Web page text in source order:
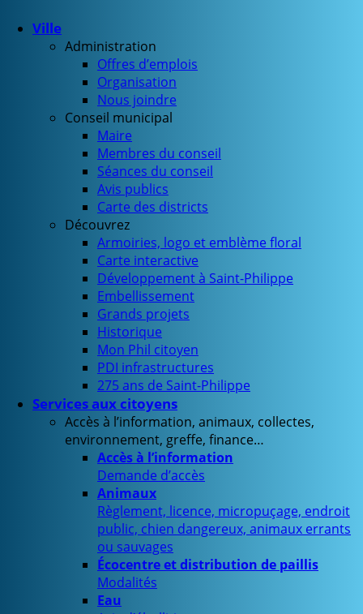
Ville
Administration
Offres d’emplois
Organisation
Nous joindre
Conseil municipal
Maire
Membres du conseil
Séances du conseil
Avis publics
Carte des districts
Découvrez
Armoiries, logo et emblème floral
Carte interactive
Développement à Saint-Philippe
Embellissement
Grands projets
Historique
Mon Phil citoyen
PDI infrastructures
275 ans de Saint-Philippe
Services aux citoyens
Accès à l’information, animaux, collectes,
environnement, greffe, finance…
Accès à l’information
Demande d’accès
Animaux
Règlement, licence, micropuçage, endroit
public, chien dangereux, animaux errants
ou sauvages
Écocentre et distribution de paillis
Modalités
Eau